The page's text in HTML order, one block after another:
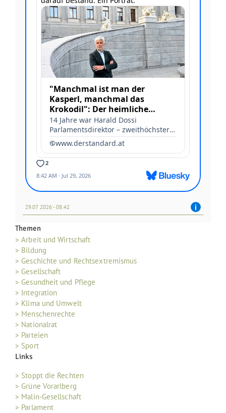
29.07 2026 - 08:42
Themen
> Arbeit und Wirtschaft
> Bildung
> Geschichte und Rechtsextremismus
> Gesellschaft
> Gesundheit und Pflege
> Integration
> Klima und Umwelt
> Menschenrechte
> Nationalrat
> Parteien
> Sport
Links
> Stoppt die Rechten
> Grüne Vorarlberg
> Malin-Gesellschaft
> Parlament